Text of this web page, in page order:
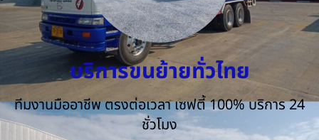
บริการขนย้ายทั่วไทย
ทีมงานมืออาชีพ ตรงต่อเวลา เซฟตี้ 100% บริการ 24
ชั่วโมง